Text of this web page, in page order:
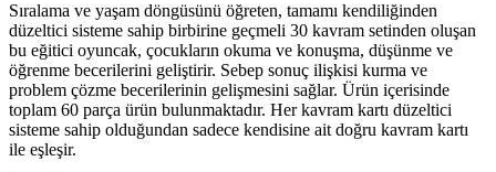
Sıralama ve yaşam döngüsünü öğreten, tamamı kendiliğinden
düzeltici sisteme sahip birbirine geçmeli 30 kavram setinden oluşan
bu eğitici oyuncak, çocukların okuma ve konuşma, düşünme ve
öğrenme becerilerini geliştirir. Sebep sonuç ilişkisi kurma ve
problem çözme becerilerinin gelişmesini sağlar. Ürün içerisinde
toplam 60 parça ürün bulunmaktadır. Her kavram kartı düzeltici
sisteme sahip olduğundan sadece kendisine ait doğru kavram kartı
ile eşleşir.